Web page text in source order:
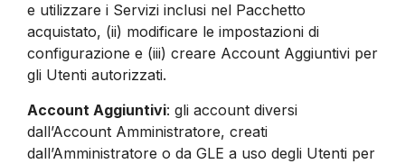
e utilizzare i Servizi inclusi nel Pacchetto
acquistato, (ii) modificare le impostazioni di
configurazione e (iii) creare Account Aggiuntivi per
gli Utenti autorizzati.
Account Aggiuntivi: gli account diversi
dall’Account Amministratore, creati
dall’Amministratore o da GLE a uso degli Utenti per